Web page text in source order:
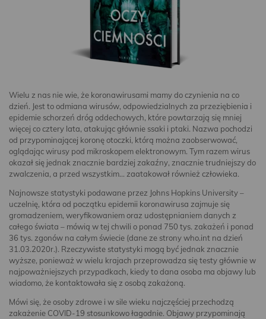
Wielu z nas nie wie, że koronawirusami mamy do czynienia na co
dzień. Jest to odmiana wirusów, odpowiedzialnych za przeziębienia i
epidemie schorzeń dróg oddechowych, które powtarzają się mniej
więcej co cztery lata, atakując głównie ssaki i ptaki. Nazwa pochodzi
od przypominającej koronę otoczki, którą można zaobserwować,
oglądając wirusy pod mikroskopem elektronowym. Tym razem wirus
okazał się jednak znacznie bardziej zakaźny, znacznie trudniejszy do
zwalczenia, a przed wszystkim… zaatakował również człowieka.
Najnowsze statystyki podawane przez Johns Hopkins University –
uczelnię, która od początku epidemii koronawirusa zajmuje się
gromadzeniem, weryfikowaniem oraz udostępnianiem danych z
całego świata – mówią w tej chwili o ponad 750 tys. zakażeń i ponad
36 tys. zgonów na całym świecie (dane ze strony who.int na dzień
31.03.2020r.). Rzeczywiste statystyki mogą być jednak znacznie
wyższe, ponieważ w wielu krajach przeprowadza się testy głównie w
najpoważniejszych przypadkach, kiedy to dana osoba ma objawy lub
wiadomo, że kontaktowała się z osobą zakażoną.
Mówi się, że osoby zdrowe i w sile wieku najczęściej przechodzą
zakażenie COVID-19 stosunkowo łagodnie. Objawy przypominają